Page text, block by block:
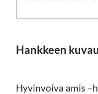
Hankkeen
Hyvinvoiva amis